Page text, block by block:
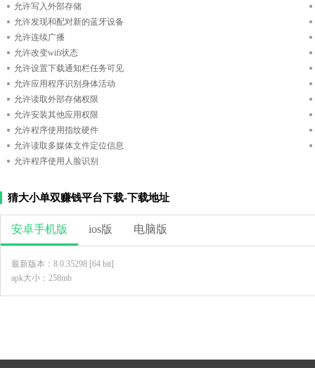
允许写入外部存储
允许发现和配对新的蓝牙设备
允许连续广播
允许改变wifi状态
允许设置下载通知栏任务可见
允许应用程序识别身体活动
允许读取外部存储权限
允许安装其他应用权限
允许程序使用指纹硬件
允许读取多媒体文件定位信息
允许程序使用人脸识别
猜大小单双赚钱平台下载-下载地址
安卓手机版 ios版 电脑版
最新版本：8.0.35298 [64 bit]
apk大小：258mb